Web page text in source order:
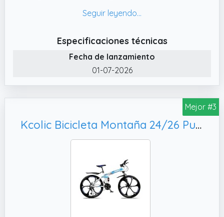
segundos, lo que facilita su almacenamiento
y transporte. Fabricada con material de alta
calidad y resistente a la corrosión.
✔️ Transmisión profesional: La transmisión de
21 velocidades es precisa y fácil de controlar.
mayor control en subidas y libertad de
del cuadro es siempre el primer criterio a
considerar al elegir una bicicleta de
montaña. El cuadro de acero con alto
contenido de carbono ofrece una calidad
Especificaciones técnicas
Fecha de lanzamiento
01-07-2026
Mejor #3
Kcolic Bicicleta Montaña 24/26 Pulgadas para Hombre,26in21